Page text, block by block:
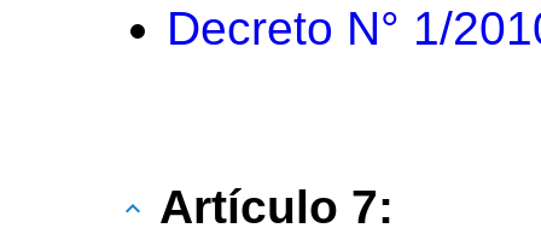
Decreto N° 1/
Artículo 7: